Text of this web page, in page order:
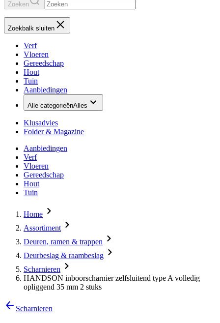
Zoeken
Zoekbalk sluiten
Verf
Vloeren
Gereedschap
Hout
Tuin
Aanbiedingen
Alle categorieënAlles
Klusadvies
Folder & Magazine
Aanbiedingen
Verf
Vloeren
Gereedschap
Hout
Tuin
Home
Assortiment
Deuren, ramen & trappen
Deurbeslag & raambeslag
Scharnieren
HANDSON inboorscharnier zelfsluitend type A volledig
opliggend 35 mm 2 stuks
Scharnieren